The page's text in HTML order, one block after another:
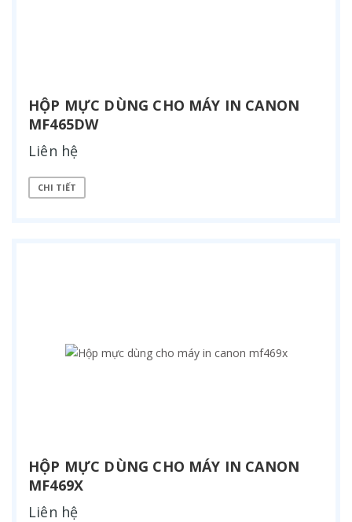
HỘP MỰC DÙNG CHO MÁY IN CANON
MF465DW
Liên hệ
CHI TIẾT
HỘP MỰC DÙNG CHO MÁY IN CANON
MF469X
Liên hệ